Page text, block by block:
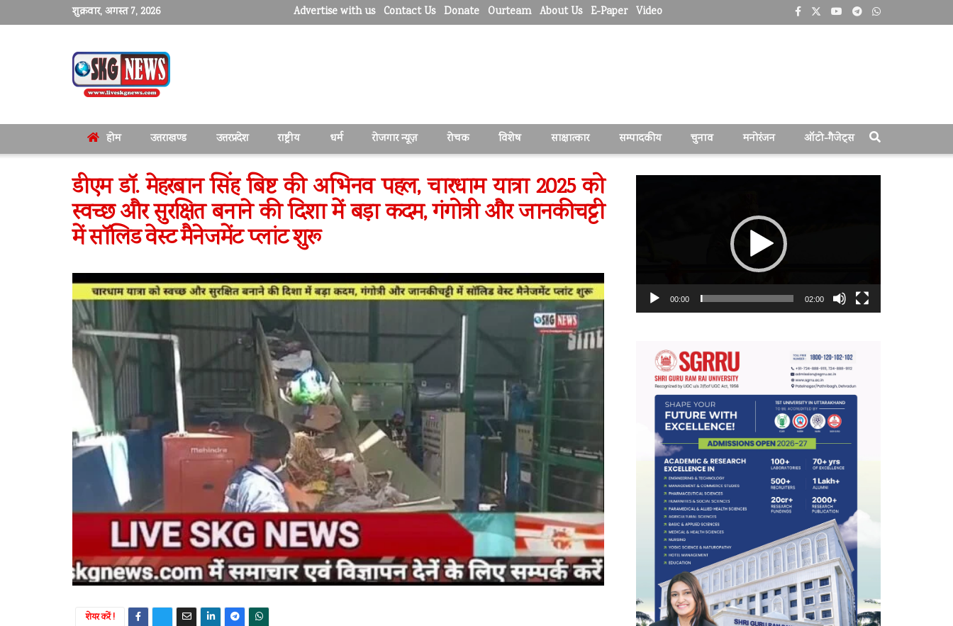
शुक्रवार, अगस्त 7, 2026 Advertise with us Contact Us Donate Ourteam About Us E-Paper Video
होम उत्तराखण्ड उत्तरप्रदेश राष्ट्रीय धर्म रोजगार न्यूज़ रोचक विशेष साक्षात्कार सम्पादकीय चुनाव मनोरंजन ऑटो-गैजेट्स
डीएम डॉ. मेहरबान सिंह बिष्ट की अभिनव पहल, चारधाम यात्रा 2025 को
स्वच्छ और सुरक्षित बनाने की दिशा में बड़ा कदम, गंगोत्री और जानकीचट्टी
में सॉलिड वेस्ट मैनेजमेंट प्लांट शुरू
शेयर करें !
00:00 02:00